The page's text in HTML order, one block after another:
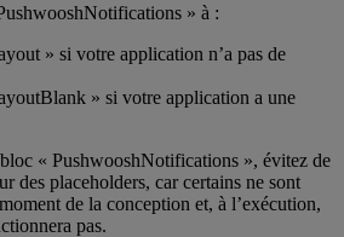
» à :
» si votre application n’a pas de
» si votre application a une
« PushwooshNotifications », évitez de
des placeholders, car certains ne sont
de la conception et, à l’exécution,
pas.